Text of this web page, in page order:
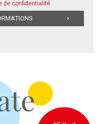
de confidentialité